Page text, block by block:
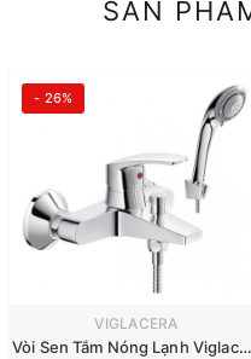
SẢN
- 26%
VIGLACERA
Vòi Sen Tắm Nóng Lạnh Viglacera VG568